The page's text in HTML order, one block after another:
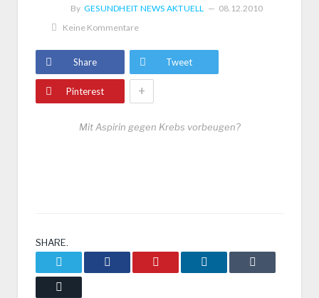
By GESUNDHEIT NEWS AKTUELL
08.12.2010
Keine Kommentare
Share Tweet
Pinterest +
Mit Aspirin gegen Krebs vorbeugen?
SHARE.
Facebook